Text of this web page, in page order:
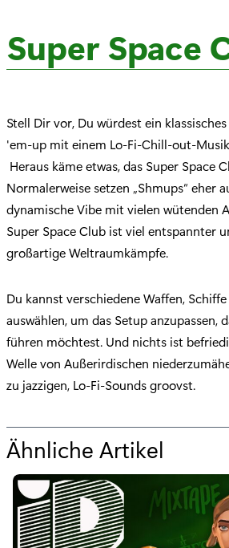
Super Space
Stell Dir vor, Du würdest ein
'em-up mit einem Lo-Fi-Chill-out-
Heraus käme etwas, das Super Space
Normalerweise setzen „Shmups“ eher
dynamische Vibe mit vielen wütenden
Super Space Club ist viel entspannter
großartige Weltraumkämpfe.
Du kannst verschiedene Waffen,
auswählen, um das Setup anzupassen,
führen möchtest. Und nichts ist
Welle von Außerirdischen
zu jazzigen, Lo-Fi-Sounds groovst.
Ähnliche Artikel
ü
r